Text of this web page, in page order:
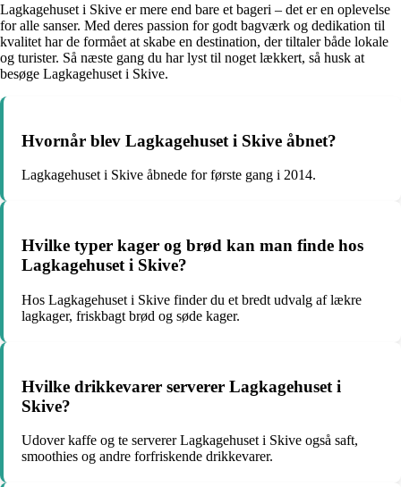
Lagkagehuset i Skive er mere end bare et bageri – det er en oplevelse
for alle sanser. Med deres passion for godt bagværk og dedikation til
kvalitet har de formået at skabe en destination, der tiltaler både lokale
og turister. Så næste gang du har lyst til noget lækkert, så husk at
besøge Lagkagehuset i Skive.
Hvornår blev Lagkagehuset i Skive åbnet?
Lagkagehuset i Skive åbnede for første gang i 2014.
Hvilke typer kager og brød kan man finde hos
Lagkagehuset i Skive?
Hos Lagkagehuset i Skive finder du et bredt udvalg af lækre
lagkager, friskbagt brød og søde kager.
Hvilke drikkevarer serverer Lagkagehuset i
Skive?
Udover kaffe og te serverer Lagkagehuset i Skive også saft,
smoothies og andre forfriskende drikkevarer.